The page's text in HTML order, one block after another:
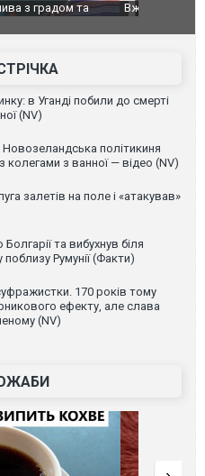
готує оновлення
Вийшов
фільму
в Уганді побили до смерті
(NV)
політикиня
колегами з ванної — відео (NV)
залетів на поле і «атакував»
та вибухнув біля
Румунії (Факти)
170 років тому
ефекту, але слава
(NV)